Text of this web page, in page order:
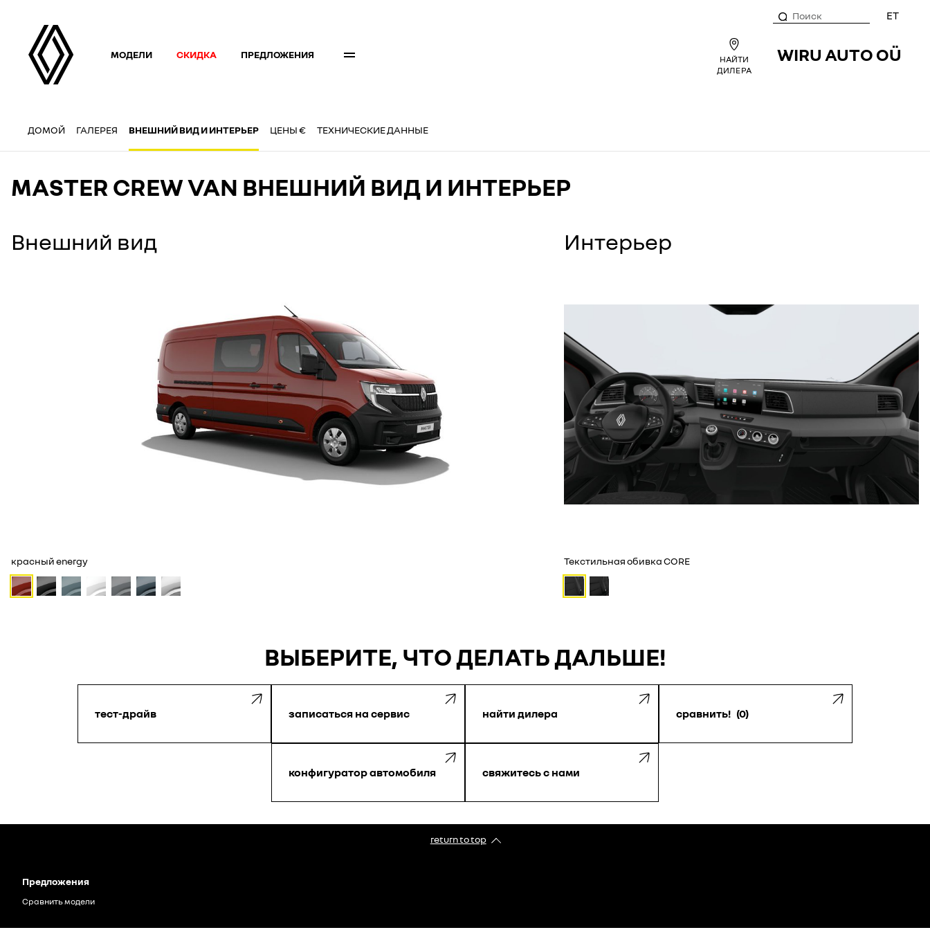
НАЙТИ
ДИЛЕРА
WIRU AUTO OÜ
МОДЕЛИ СКИДКА ПРЕДЛОЖЕНИЯ
ET
ДОМОЙ ГАЛЕРЕЯ ВНЕШНИЙ ВИД И ИНТЕРЬЕР ЦЕНЫ € ТЕХНИЧЕСКИЕ ДАННЫЕ
MASTER CREW VAN ВНЕШНИЙ ВИД И ИНТЕРЬЕР
Внешний вид
красный energy
Интерьер
Текстильная обивка CORE
ВЫБЕРИТЕ, ЧТО ДЕЛАТЬ ДАЛЬШЕ!
тест-драйв записаться на сервис найти дилера сравнить! 0
конфигуратор автомобиля свяжитесь с нами
return to top
Предложения
Сравнить модели